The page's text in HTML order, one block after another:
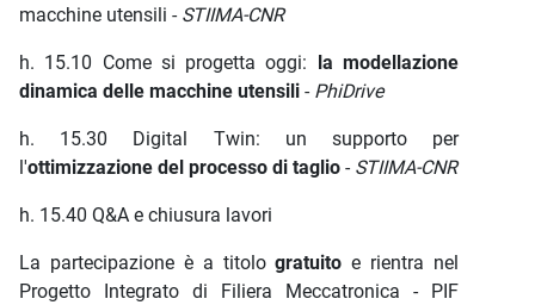
macchine utensili - STIIMA-CNR
h. 15.10 Come si progetta oggi:
la modellazione
dinamica delle macchine utensili - PhiDrive
h. 15.30 Digital Twin: un supporto per
l'ottimizzazione del processo di taglio - STIIMA-CNR
h. 15.40 Q&A e chiusura lavori
La partecipazione è a titologratuito e rientra nel
Progetto Integrato di Filiera Meccatronica - PIF